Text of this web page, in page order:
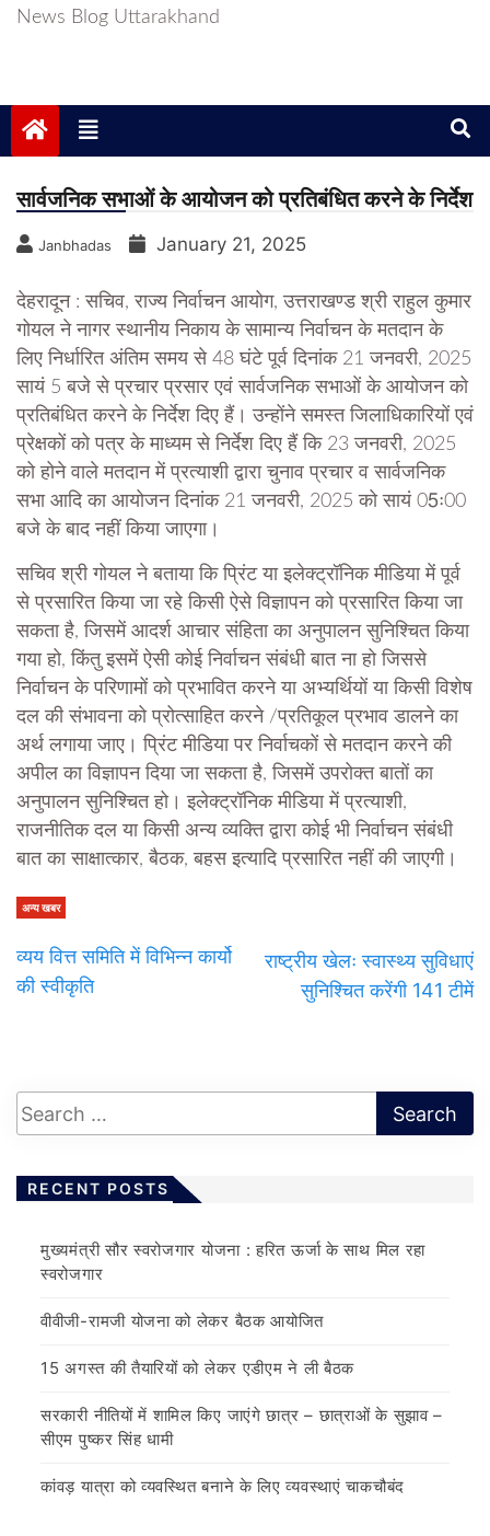
News Blog Uttarakhand
सार्वजनिक सभाओं के आयोजन को प्रतिबंधित करने के निर्देश
Janbhadas January 21, 2025
देहरादून : सचिव, राज्य निर्वाचन आयोग, उत्तराखण्ड श्री राहुल कुमार
गोयल ने नागर स्थानीय निकाय के सामान्य निर्वाचन के मतदान के
लिए निर्धारित अंतिम समय से 48 घंटे पूर्व दिनांक 21 जनवरी, 2025
सायं 5 बजे से प्रचार प्रसार एवं सार्वजनिक सभाओं के आयोजन को
प्रतिबंधित करने के निर्देश दिए हैं। उन्होंने समस्त जिलाधिकारियों एवं
प्रेक्षकों को पत्र के माध्यम से निर्देश दिए हैं कि 23 जनवरी, 2025
को होने वाले मतदान में प्रत्याशी द्वारा चुनाव प्रचार व सार्वजनिक
सभा आदि का आयोजन दिनांक 21 जनवरी, 2025 को सायं 05ः00
बजे के बाद नहीं किया जाएगा।
सचिव श्री गोयल ने बताया कि प्रिंट या इलेक्ट्रॉनिक मीडिया में पूर्व
से प्रसारित किया जा रहे किसी ऐसे विज्ञापन को प्रसारित किया जा
सकता है, जिसमें आदर्श आचार संहिता का अनुपालन सुनिश्चित किया
गया हो, किंतु इसमें ऐसी कोई निर्वाचन संबंधी बात ना हो जिससे
निर्वाचन के परिणामों को प्रभावित करने या अभ्यर्थियों या किसी विशेष
दल की संभावना को प्रोत्साहित करने /प्रतिकूल प्रभाव डालने का
अर्थ लगाया जाए। प्रिंट मीडिया पर निर्वाचकों से मतदान करने की
अपील का विज्ञापन दिया जा सकता है, जिसमें उपरोक्त बातों का
अनुपालन सुनिश्चित हो। इलेक्ट्रॉनिक मीडिया में प्रत्याशी,
राजनीतिक दल या किसी अन्य व्यक्ति द्वारा कोई भी निर्वाचन संबंधी
बात का साक्षात्कार, बैठक, बहस इत्यादि प्रसारित नहीं की जाएगी।
अन्य खबर
व्यय वित्त समिति में विभिन्न कार्यो
की स्वीकृति
राष्ट्रीय खेलः स्वास्थ्य सुविधाएं
सुनिश्चित करेंगी 141 टीमें
RECENT POSTS
मुख्यमंत्री सौर स्वरोजगार योजना : हरित ऊर्जा के साथ मिल रहा
स्वरोजगार
वीवीजी-रामजी योजना को लेकर बैठक आयोजित
15 अगस्त की तैयारियों को लेकर एडीएम ने ली बैठक
सरकारी नीतियों में शामिल किए जाएंगे छात्र – छात्राओं के सुझाव –
सीएम पुष्कर सिंह धामी
कांवड़ यात्रा को व्यवस्थित बनाने के लिए व्यवस्थाएं चाकचौबंद